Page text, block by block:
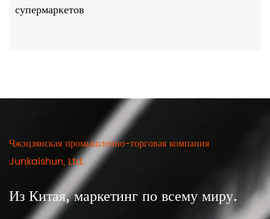
супермаркетов
Чжэцзянская промышленно-торговая компания
Junkaishun, Ltd.
Из Китая, маркетинг по всему миру.